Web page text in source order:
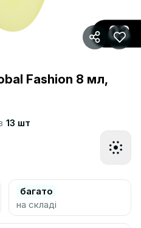
Fashion 8 мл,
13 шт
багато
на складі